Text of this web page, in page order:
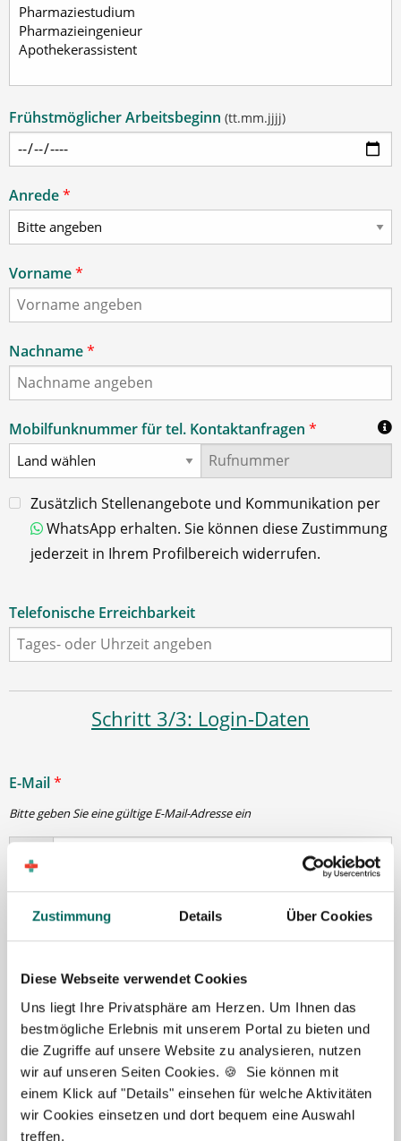
Zustimmung Details Über Cookies
Diese Webseite verwendet Cookies
Uns liegt Ihre Privatsphäre am Herzen. Um Ihnen das
bestmögliche Erlebnis mit unserem Portal zu bieten und
die Zugriffe auf unsere Website zu analysieren, nutzen
wir auf unseren Seiten Cookies. 🍪 Sie können mit
einem Klick auf "Details" einsehen für welche Aktivitäten
wir Cookies einsetzen und dort bequem eine Auswahl
treffen.
Frühstmöglicher Arbeitsbeginn (tt.mm.jjjj)
Anrede*
Vorname*
Nachname*
Mobilfunknummer für tel. Kontaktanfragen *
Zusätzlich Stellenangebote und Kommunikation per
WhatsApp erhalten. Sie können diese Zustimmung
jederzeit in Ihrem Profilbereich widerrufen.
Telefonische Erreichbarkeit
Schritt 3/3: Login-Daten
E-Mail*
Bitte geben Sie eine gültige E-Mail-Adresse ein
Ihre Angaben und Dokumente sind zu jeder Zeit
sicher. Niemand bis auf Sie und Ihre persönlichen
Betreuer haben Zugriff auf Ihre Daten.
Erst nach Ihrer Freigabezu einem konkreten
Stellenangebot leiten wir Ihre Daten an die von Ihnen
gewünschten Apotheken weiter.